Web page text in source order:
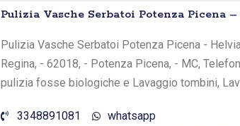
Pulizia Vasche Serbatoi Potenza Picena
Pulizia Vasche Serbatoi Potenza Picena -
Regina, - 62018, - Potenza Picena, - MC,
pulizia fosse biologiche e Lavaggio tombini,
3348891081
whatsapp